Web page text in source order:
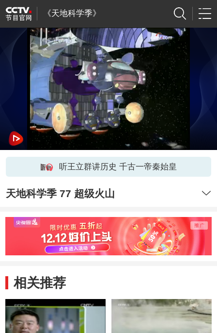
《天地科学季》
听王立群讲历史 千古一帝秦始皇
天地科学季 77 超级火山
相关推荐